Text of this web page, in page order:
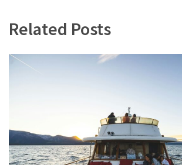
Related Posts